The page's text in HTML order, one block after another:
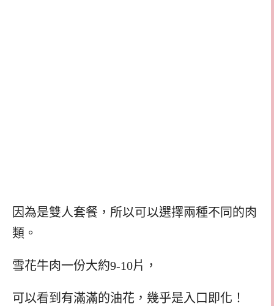
因為是雙人套餐，所以可以選擇兩種不同的肉
類。
雪花牛肉一份大約9-10片，
可以看到有滿滿的油花，幾乎是入口即化！